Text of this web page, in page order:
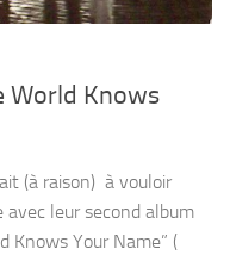
World Knows
(à raison) à vouloir
avec leur second album
Knows Your Name” (